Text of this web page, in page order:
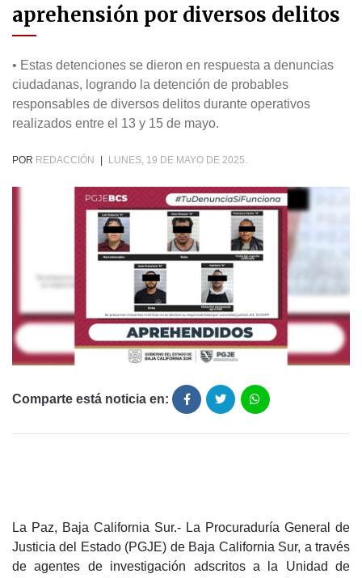
aprehensión por diversos delitos
• Estas detenciones se dieron en respuesta a denuncias
ciudadanas, logrando la detención de probables
responsables de diversos delitos durante operativos
realizados entre el 13 y 15 de mayo.
POR REDACCIÓN LUNES, 19 DE MAYO DE 2025.
Comparte está noticia en:
La Paz, Baja California Sur.- La Procuraduría General de
Justicia del Estado (PGJE) de Baja California Sur, a través
de agentes de investigación adscritos a la Unidad de